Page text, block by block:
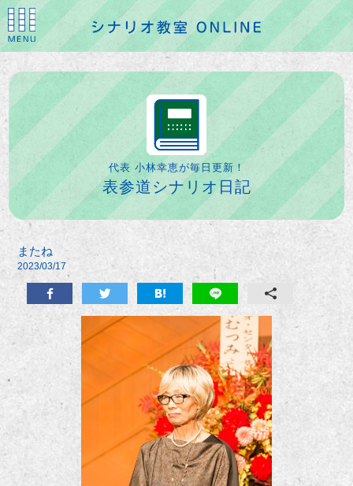
代表 小林幸恵が毎日更新！
表参道シナリオ日記
またね
2023/03/17